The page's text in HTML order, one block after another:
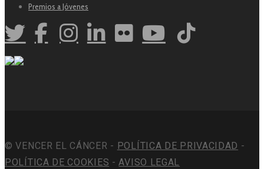
Premios a Jóvenes
© VENCER EL CÁNCER - POLÍTICA DE PRIVACIDAD -
POLÍTICA DE COOKIES -AVISO LEGAL